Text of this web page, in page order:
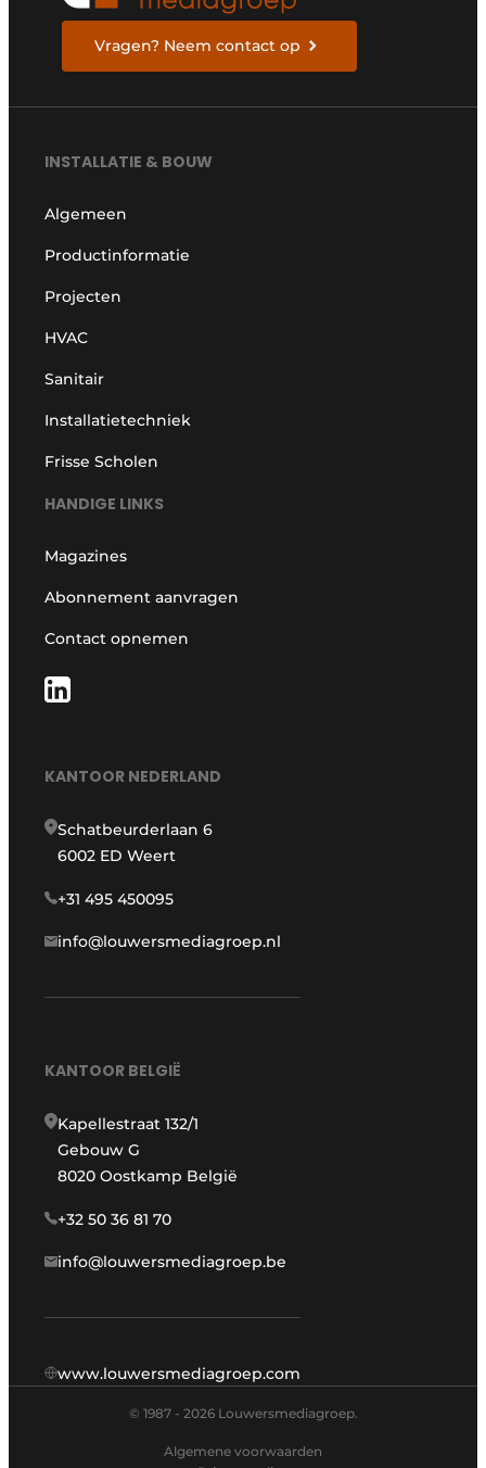
Vragen? Neem contact op
INSTALLATIE & BOUW
Algemeen
Productinformatie
Projecten
HVAC
Sanitair
Installatietechniek
Frisse Scholen
HANDIGE LINKS
Magazines
Abonnement aanvragen
Contact opnemen
KANTOOR NEDERLAND
Schatbeurderlaan 6
6002 ED Weert
+31 495 450095
info@louwersmediagroep.nl
KANTOOR BELGIË
Kapellestraat 132/1
Gebouw G
8020 Oostkamp België
+32 50 36 81 70
info@louwersmediagroep.be
www.louwersmediagroep.com
© 1987 - 2026 Louwersmediagroep.
Algemene voorwaarden